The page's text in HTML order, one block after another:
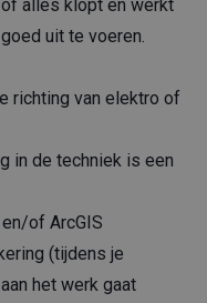
alles klopt en werkt
uit te voeren.
richting van elektro of
in de techniek is een
of ArcGIS
(tijdens je
het werk gaat